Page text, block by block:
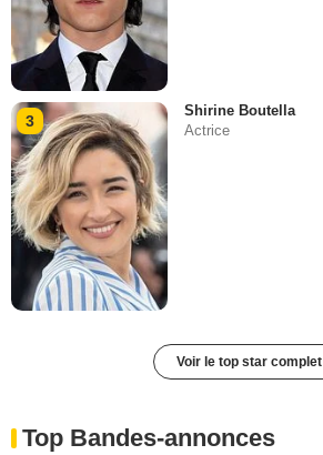
3
Shirine Boutella
Actrice
Voir le top star complet
Top Bandes-annonces